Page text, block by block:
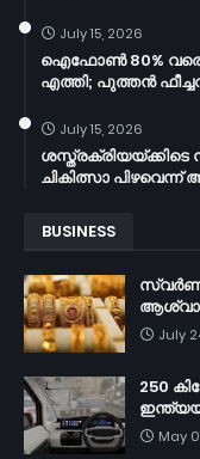
July 15, 2026
ഐഫോൺ 80% വരെ
എത്തി; പുത്തൻ
July 15, 2026
ശസ്ത്രക്രിയയ്ക്കിടെ
ചികിത്സാ
BUSINESS
July
250
May